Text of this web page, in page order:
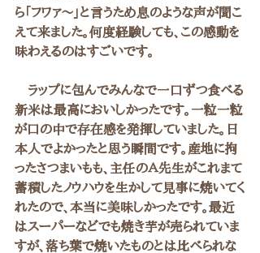
ら「フワァ〜」と言うため息のような声が聞こ
えて来ました。何度経験しても、この感動を
味わえるのはすごいです。
ラップに包んでみんなで一口ずつ食べる
新米は最高においしかったです。一粒一粒
が口の中で存在感を発揮していました。日
本人でよかったと思う瞬間です。産地に拘
ったさつまいもも、主任のＡ先生がこれまて
蓄積したノウハウを生かして見事に焼いてく
れたので、本当に美味しかったです。最近
はスーパーなどでも焼き芋が売られていま
すが、落ち葉で焼いたものとは比べられな